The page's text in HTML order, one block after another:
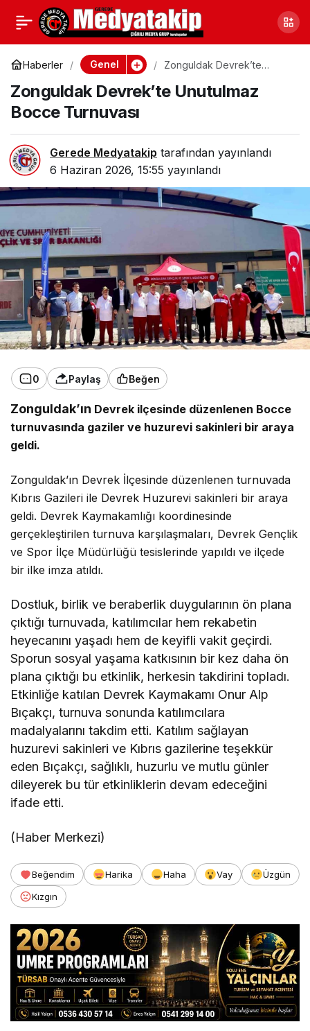
Haberler Genel
Zonguldak Devrek’te
Zonguldak Devrek’te Unutulmaz
Bocce Turnuvası
Gerede Medyatakip tarafından yayınlandı
6 Haziran 2026, 15:55 yayınlandı
0 Paylaş Beğen
Zonguldak’ın Devrek ilçesinde düzenlenen Bocce
turnuvasında gaziler ve huzurevi sakinleri bir araya
geldi.
Zonguldak’ın Devrek İlçesinde düzenlenen turnuvada
Kıbrıs Gazileri ile Devrek Huzurevi sakinleri bir araya
geldi. Devrek Kaymakamlığı koordinesinde
gerçekleştirilen turnuva karşılaşmaları, Devrek Gençlik
ve Spor İlçe Müdürlüğü tesislerinde yapıldı ve ilçede
bir ilke imza atıldı.
Dostluk, birlik ve beraberlik duygularının ön plana
çıktığı turnuvada, katılımcılar hem rekabetin
heyecanını yaşadı hem de keyifli vakit geçirdi.
Sporun sosyal yaşama katkısının bir kez daha ön
plana çıktığı bu etkinlik, herkesin takdirini topladı.
Etkinliğe katılan Devrek Kaymakamı Onur Alp
Bıçakçı, turnuva sonunda katılımcılara
madalyalarını takdim etti. Katılım sağlayan
huzurevi sakinleri ve Kıbrıs gazilerine teşekkür
eden Bıçakçı, sağlıklı, huzurlu ve mutlu günler
dileyerek bu tür etkinliklerin devam edeceğini
ifade etti.
(Haber Merkezi)
Beğendim Harika Haha Vay
Üzgün
Kızgın
Zonguldak Alaplı’da
Minibüs ile Motosiklet
Çarpıştı
Paylaş